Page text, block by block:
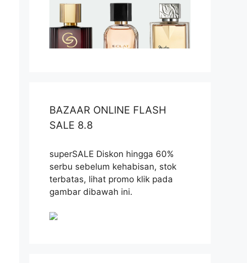
BAZAAR ONLINE FLASH
SALE 8.8
superSALE Diskon hingga 60%
serbu sebelum kehabisan, stok
terbatas, lihat promo klik pada
gambar dibawah ini.